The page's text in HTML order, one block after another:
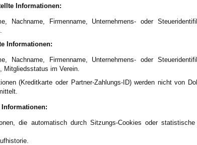
Informationen:
Nachname, Firmenname, Unternehmens- oder
Informationen:
Nachname, Firmenname, Unternehmens- oder
Mitgliedsstatus im Verein.
(Kreditkarte oder Partner-Zahlungs-ID) werden nicht von
die automatisch durch Sitzungs-Cookies oder